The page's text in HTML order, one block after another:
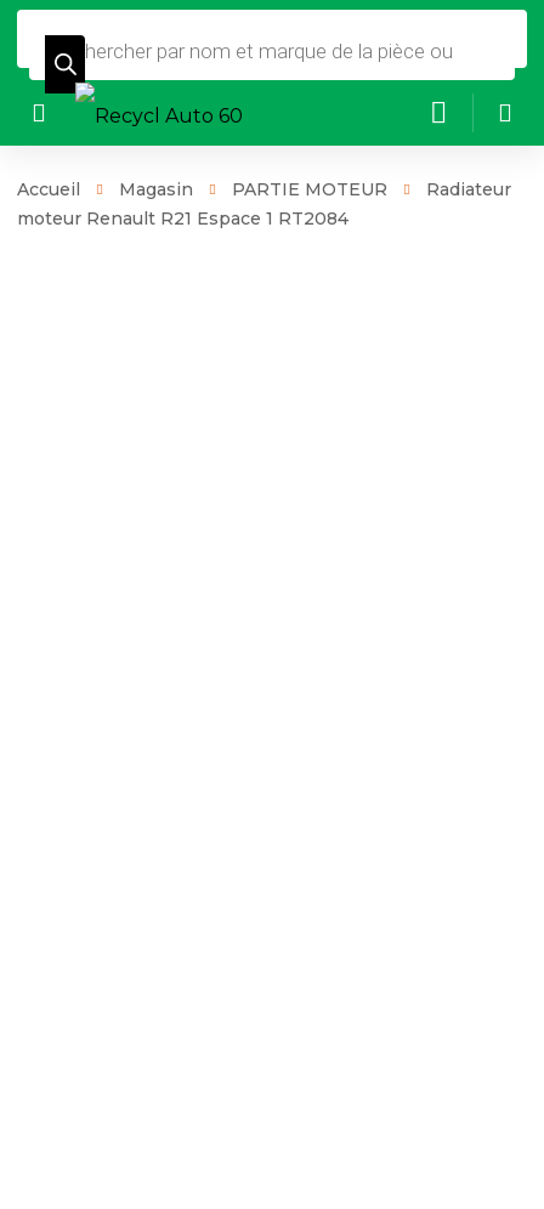
Recherche
de
produits
Accueil Magasin PARTIE MOTEUR
Radiateur
moteur Renault R21 Espace 1 RT2084